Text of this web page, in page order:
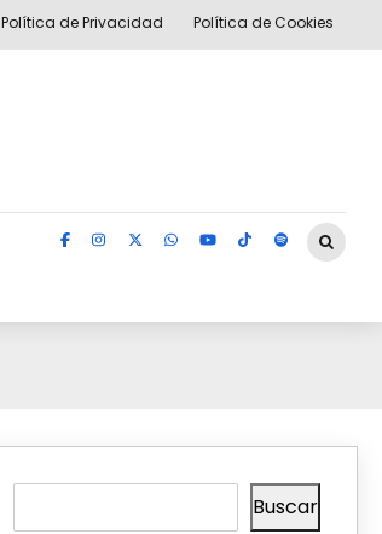
Política de Privacidad Política de Cookies
Buscar